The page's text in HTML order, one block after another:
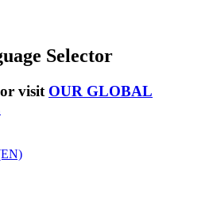
Selector
or visit OUR GLOBAL